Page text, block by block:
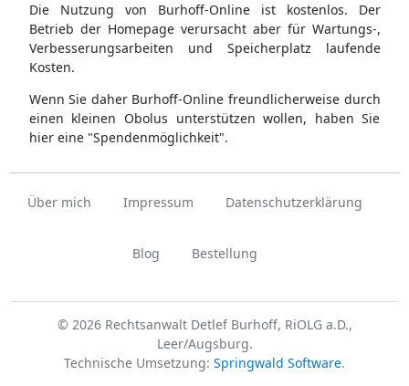
Die Nutzung von Burhoff-Online ist kostenlos. Der
Betrieb der Homepage verursacht aber für Wartungs-,
Verbesserungsarbeiten und Speicherplatz laufende
Kosten.
Wenn Sie daher Burhoff-Online freundlicherweise durch
einen kleinen Obolus unterstützen wollen, haben Sie
hier eine "Spendenmöglichkeit".
Über mich Impressum Datenschutzerklärung
Blog Bestellung
© 2026 Rechtsanwalt Detlef Burhoff, RiOLG a.D.,
Leer/Augsburg.
Technische Umsetzung: Springwald Software.